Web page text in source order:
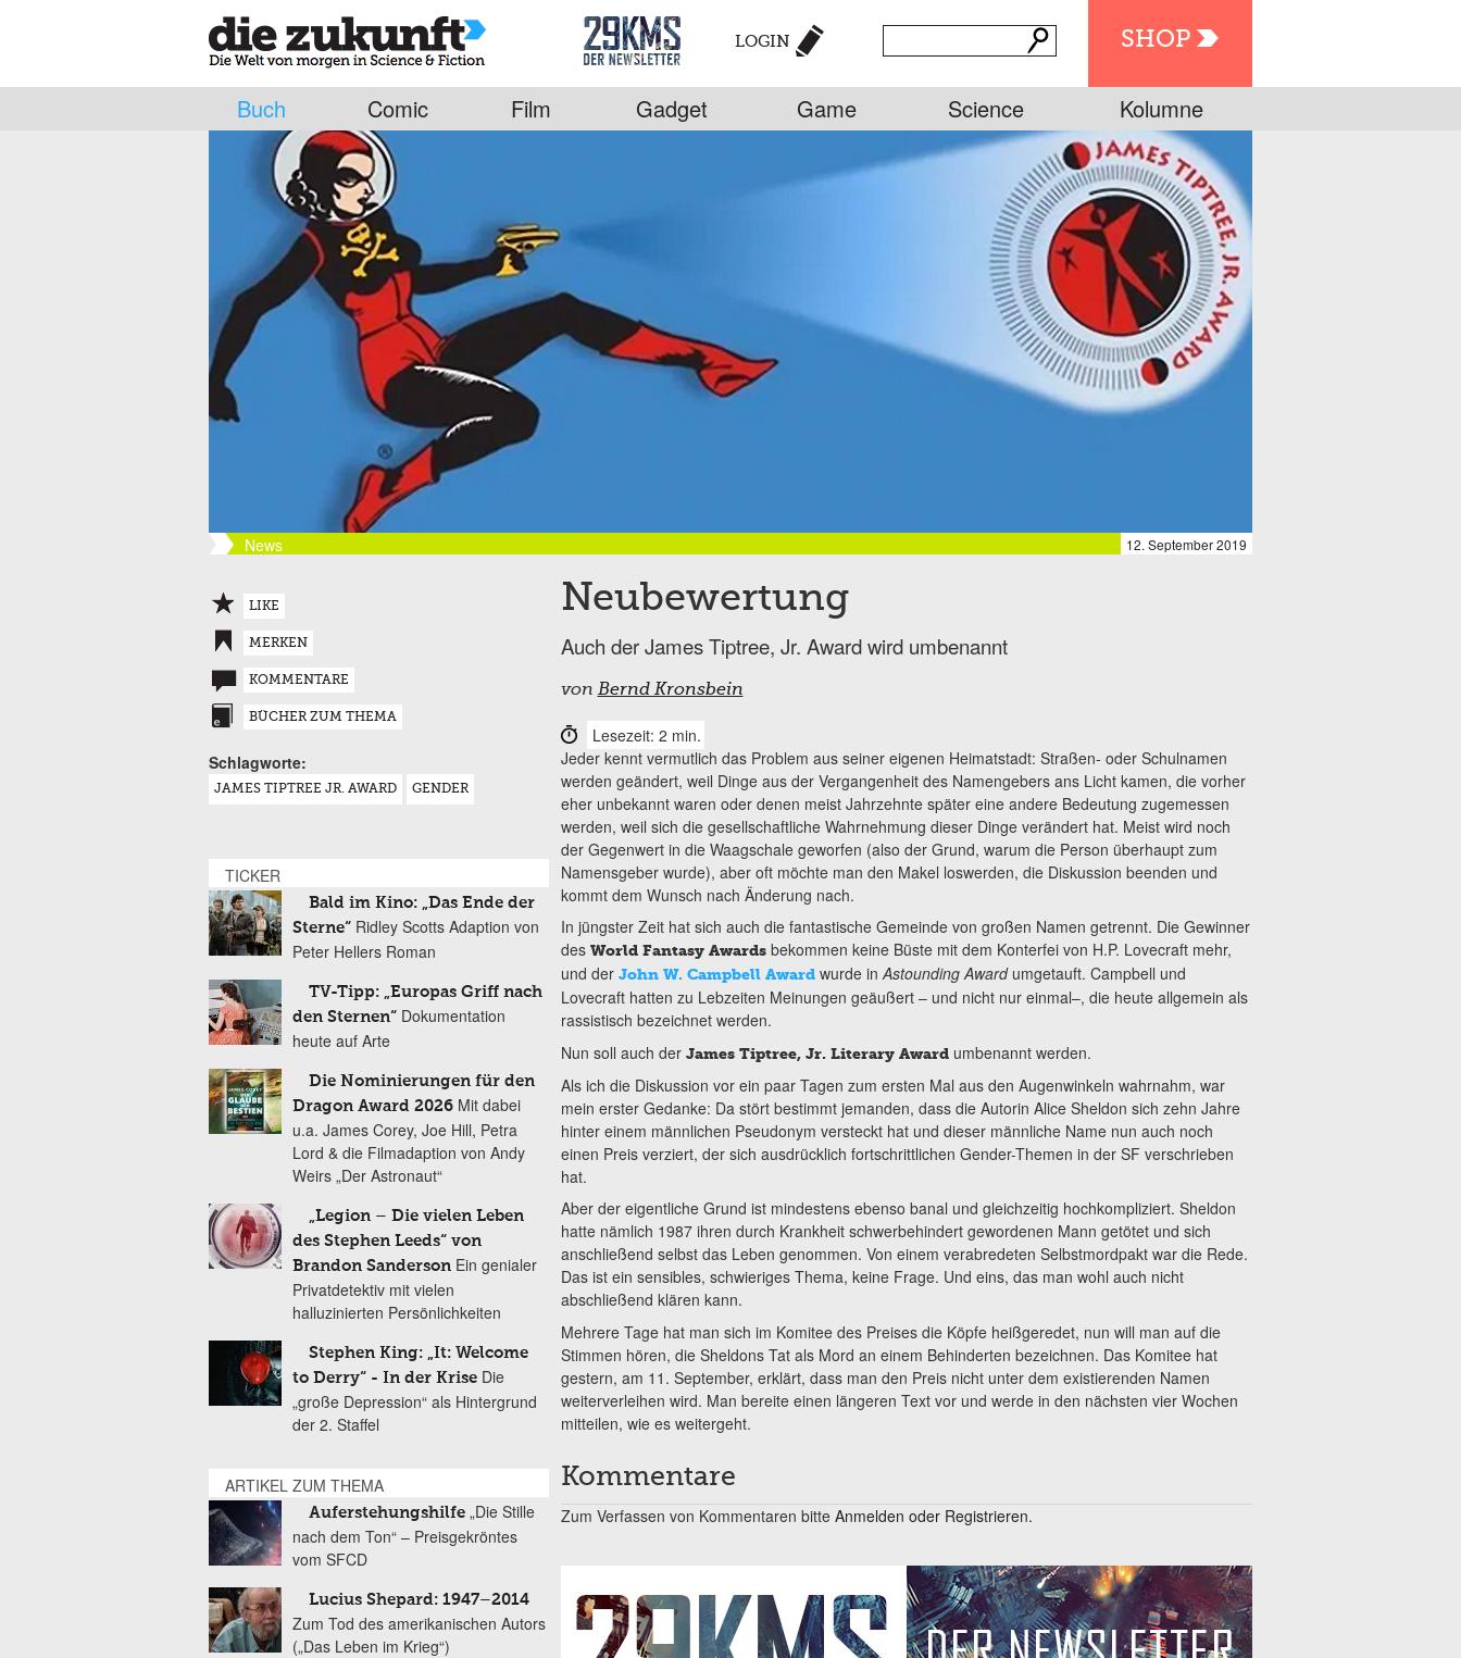
SHOP
LOGIN
Buch Comic Film Gadget Game Science Kolumne
News 12. September 2019
Neubewertung
Auch der James Tiptree, Jr. Award wird umbenannt
von Bernd Kronsbein
Lesezeit: 2 min.
Jeder kennt vermutlich das Problem aus seiner eigenen Heimatstadt: Straßen- oder Schulnamen
werden geändert, weil Dinge aus der Vergangenheit des Namengebers ans Licht kamen, die vorher
eher unbekannt waren oder denen meist Jahrzehnte später eine andere Bedeutung zugemessen
werden, weil sich die gesellschaftliche Wahrnehmung dieser Dinge verändert hat. Meist wird noch
der Gegenwert in die Waagschale geworfen (also der Grund, warum die Person überhaupt zum
Namensgeber wurde), aber oft möchte man den Makel loswerden, die Diskussion beenden und
kommt dem Wunsch nach Änderung nach.
In jüngster Zeit hat sich auch die fantastische Gemeinde von großen Namen getrennt. Die Gewinner
des World Fantasy Awardsbekommen keine Büste mit dem Konterfei von H.P. Lovecraft mehr,
und der John W. Campbell Awardwurde inAstounding Awardumgetauft. Campbell und
Lovecraft hatten zu Lebzeiten Meinungen geäußert – und nicht nur einmal–, die heute allgemein als
rassistisch bezeichnet werden.
Nun soll auch der James Tiptree, Jr. Literary Awardumbenannt werden.
Als ich die Diskussion vor ein paar Tagen zum ersten Mal aus den Augenwinkeln wahrnahm, war
mein erster Gedanke: Da stört bestimmt jemanden, dass die Autorin Alice Sheldon sich zehn Jahre
hinter einem männlichen Pseudonym versteckt hat und dieser männliche Name nun auch noch
einen Preis verziert, der sich ausdrücklich fortschrittlichen Gender-Themen in der SF verschrieben
hat.
Aber der eigentliche Grund ist mindestens ebenso banal und gleichzeitig hochkompliziert. Sheldon
hatte nämlich 1987 ihren durch Krankheit schwerbehindert gewordenen Mann getötet und sich
anschließend selbst das Leben genommen. Von einem verabredeten Selbstmordpakt war die Rede.
Das ist ein sensibles, schwieriges Thema, keine Frage. Und eins, das man wohl auch nicht
abschließend klären kann.
Mehrere Tage hat man sich im Komitee des Preises die Köpfe heißgeredet, nun will man auf die
Stimmen hören, die Sheldons Tat als Mord an einem Behinderten bezeichnen. Das Komitee hat
gestern, am 11. September, erklärt, dass man den Preis nicht unter dem existierenden Namen
weiterverleihen wird. Man bereite einen längeren Text vor und werde in den nächsten vier Wochen
mitteilen, wie es weitergeht.
Kommentare
Zum Verfassen von Kommentaren bitte Anmelden oder Registrieren.
LIKE
MERKEN
KOMMENTARE
BÜCHER ZUM THEMA
Schlagworte:
JAMES TIPTREE JR. AWARD GENDER
TICKER
Bald im Kino: „Das Ende der
Sterne“ Ridley Scotts Adaption von
Peter Hellers Roman
TV-Tipp: „Europas Griff nach
den Sternen“ Dokumentation
heute auf Arte
Die Nominierungen für den
Dragon Award 2026 Mit dabei
u.a. James Corey, Joe Hill, Petra
Lord & die Filmadaption von Andy
Weirs „Der Astronaut“
„Legion – Die vielen Leben
des Stephen Leeds“ von
Brandon Sanderson Ein genialer
Privatdetektiv mit vielen
halluzinierten Persönlichkeiten
Stephen King: „It: Welcome
to Derry“ - In der Krise Die
„große Depression“ als Hintergrund
der 2. Staffel
ARTIKEL ZUM THEMA
Auferstehungshilfe „Die Stille
nach dem Ton“ – Preisgekröntes
vom SFCD
Lucius Shepard: 1947–2014
Zum Tod des amerikanischen Autors
(„Das Leben im Krieg“)